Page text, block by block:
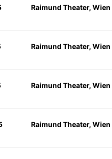
Raimund Theater, Wien
Raimund Theater, Wien
Raimund Theater, Wien
Raimund Theater, Wien